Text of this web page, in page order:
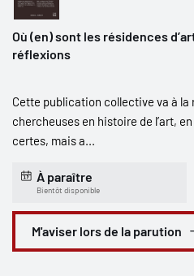
Où (en) sont les résidences
réflexions
Cette publication collective va à
chercheuses en histoire de l’art,
certes, mais a...
À paraître
Bientôt disponible
M'aviser lors de la parution